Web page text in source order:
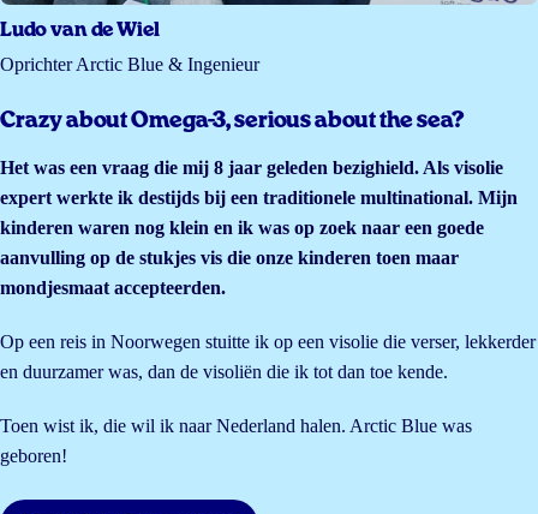
Ludo van de Wiel
Oprichter Arctic Blue & Ingenieur
Crazy about Omega-3, serious about the sea?
Het was een vraag die mij 8 jaar geleden bezighield. Als visolie
expert werkte ik destijds bij een traditionele multinational. Mijn
kinderen waren nog klein en ik was op zoek naar een goede
aanvulling op de stukjes vis die onze kinderen toen maar
mondjesmaat accepteerden.
Op een reis in Noorwegen stuitte ik op een visolie die verser, lekkerder
en duurzamer was, dan de visoliën die ik tot dan toe kende.
Toen wist ik, die wil ik naar Nederland halen. Arctic Blue was
geboren!